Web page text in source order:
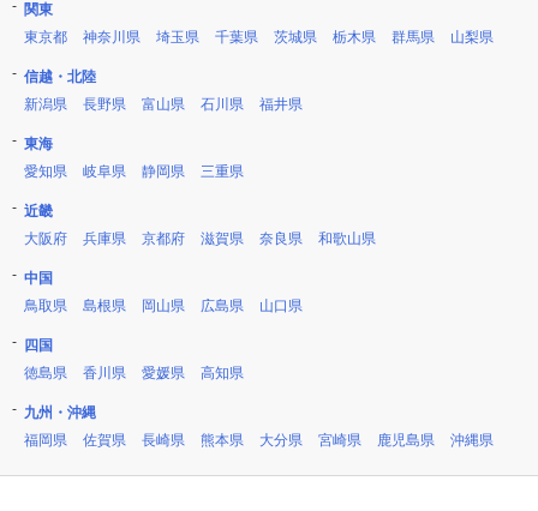
関東
東京都
神奈川県 埼玉県 千葉県 茨城県 栃木県 群馬県 山梨県
信越・北陸
新潟県
長野県 富山県 石川県 福井県
東海
愛知県
岐阜県 静岡県 三重県
近畿
大阪府
兵庫県 京都府 滋賀県 奈良県 和歌山県
中国
鳥取県
島根県 岡山県 広島県 山口県
四国
徳島県
香川県 愛媛県 高知県
九州・沖縄
福岡県
佐賀県 長崎県 熊本県 大分県 宮崎県 鹿児島県 沖縄県